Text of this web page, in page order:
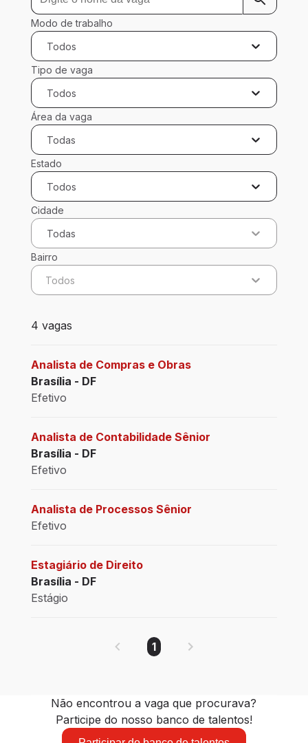
Modo de trabalho
Todos
Tipo de vaga
Todos
Área da vaga
Todas
Estado
Todos
Cidade
Todas
Bairro
Todos
4 vagas encontradas para 0 filtros aplicados
4 vagas
Analista de Compras e Obras
Brasília - DF
Efetivo
Analista de Contabilidade Sênior
Brasília - DF
Efetivo
Analista de Processos Sênior
Efetivo
Estagiário de Direito
Brasília - DF
Estágio
1
Não encontrou a vaga que procurava?
Participe do nosso banco de talentos!